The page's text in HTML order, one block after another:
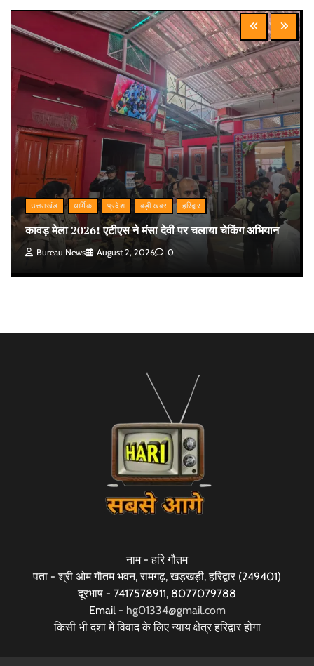
उत्तराखंड धार्मिक प्रदेश बड़ी खबर हरिद्वार
कावड़ मेला 2026! एटीएस ने मंसा देवी पर चलाया चेकिंग अभियान
Bureau News August 2, 2026 0
नाम - हरि गौतम
पता - श्री ओम गौतम भवन, रामगढ़, खड़खड़ी, हरिद्वार (249401)
दूरभाष - 7417578911, 8077079788
Email - hg01334@gmail.com
किसी भी दशा में विवाद के लिए न्याय क्षेत्र हरिद्वार होगा